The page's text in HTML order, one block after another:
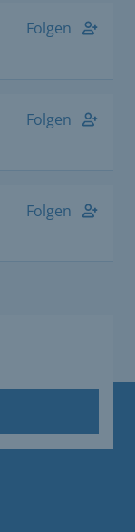
Folgen
Folgen
Folgen